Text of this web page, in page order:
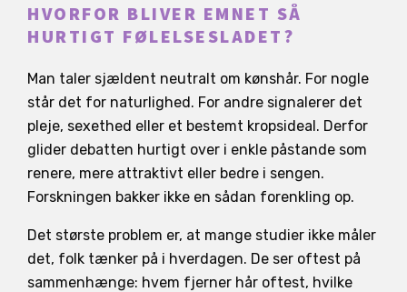
HVORFOR BLIVER EMNET SÅ
HURTIGT FØLELSESLADET?
Man taler sjældent neutralt om kønshår. For nogle
står det for naturlighed. For andre signalerer det
pleje, sexethed eller et bestemt kropsideal. Derfor
glider debatten hurtigt over i enkle påstande som
renere, mere attraktivt eller bedre i sengen.
Forskningen bakker ikke en sådan forenkling op.
Det største problem er, at mange studier ikke måler
det, folk tænker på i hverdagen. De ser oftest på
sammenhænge: hvem fjerner hår oftest, hvilke